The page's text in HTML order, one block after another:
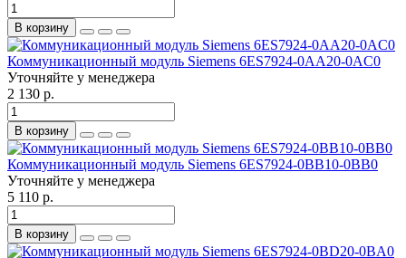
В корзину
Коммуникационный модуль Siemens 6ES7924-0AA20-0AC0
Уточняйте у менеджера
2 130 р.
В корзину
Коммуникационный модуль Siemens 6ES7924-0BB10-0BB0
Уточняйте у менеджера
5 110 р.
В корзину